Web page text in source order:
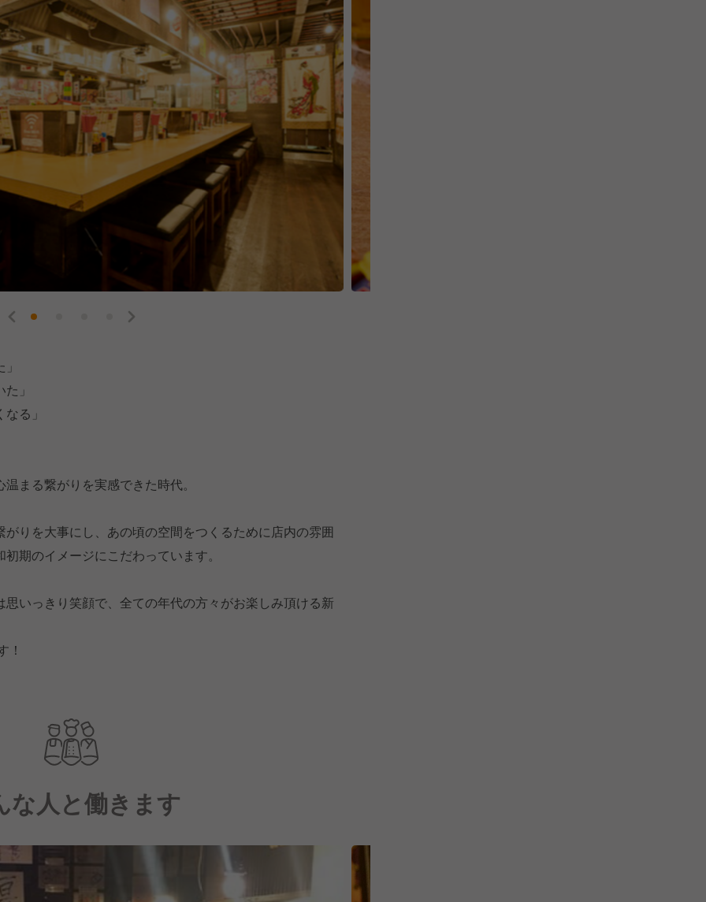
」
る」
まる繋がりを実感できた時代。
りを大事にし、あの頃の空間をつくるために店内の雰囲
期のイメージにこだわっています。
いっきり笑顔で、全ての年代の方々がお楽しみ頂ける新
！
な人と働きます